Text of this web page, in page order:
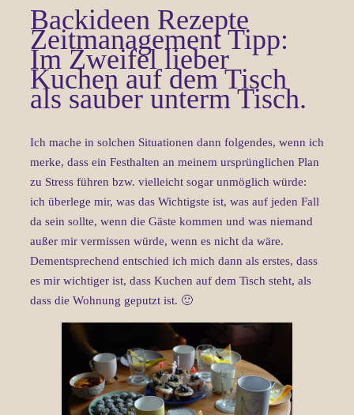
Backideen Rezepte
Zeitmanagement Tipp:
Im Zweifel lieber
Kuchen auf dem Tisch
als sauber unterm Tisch.
Ich mache in solchen Situationen dann folgendes, wenn ich
merke, dass ein Festhalten an meinem ursprünglichen Plan
zu Stress führen bzw. vielleicht sogar unmöglich würde:
ich überlege mir, was das Wichtigste ist, was auf jeden Fall
da sein sollte, wenn die Gäste kommen und was niemand
außer mir vermissen würde, wenn es nicht da wäre.
Dementsprechend entschied ich mich dann als erstes, dass
es mir wichtiger ist, dass Kuchen auf dem Tisch steht, als
dass die Wohnung geputzt ist. 🙂